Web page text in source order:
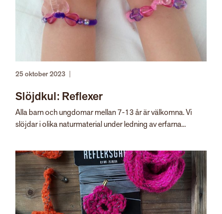
25 oktober 2023
Slöjdkul: Reflexer
Alla barn och ungdomar mellan 7-13 år är välkomna. Vi
slöjdar i olika naturmaterial under ledning av erfarna...